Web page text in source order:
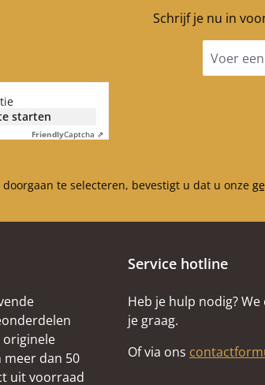
Schrijf je nu in
mailadres
starten
FriendlyCaptcha ⇗
doorgaan te selecteren, bevestigt u dat u onze
originele
dan 50
uit voorraad
Service hotline
Heb je hulp nodig?
je graag.
Of via ons